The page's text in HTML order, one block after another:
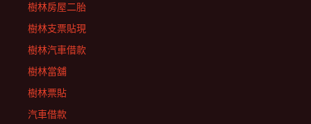
樹林房屋二胎
樹林支票貼現
樹林汽車借款
樹林當舖
樹林票貼
汽車借款